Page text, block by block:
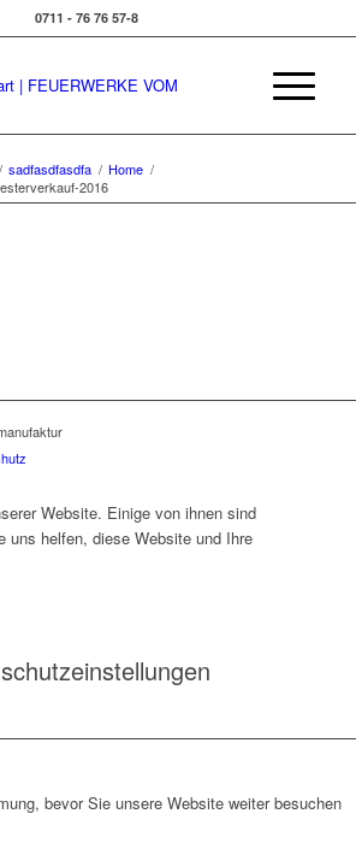
0711 - 76 76 57-8
/ sadfasdfasdfa / Home /
2016
Website. Einige von ihnen sind
uns helfen, diese Website und Ihre
bevor Sie unsere Website weiter besuchen